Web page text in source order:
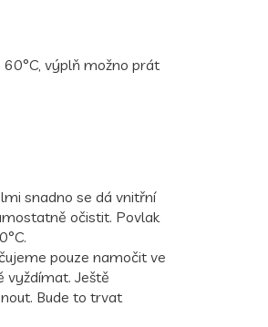
výplň možno prát
snadno se dá vnitřní
očistit. Povlak
pouze namočit ve
vyždímat. Ještě
Bude to trvat